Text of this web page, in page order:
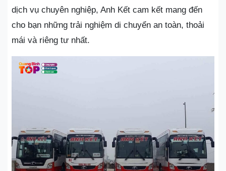
dịch vụ chuyên nghiệp, Anh Kết cam kết mang đến
cho bạn những trải nghiệm di chuyển an toàn, thoải
mái và riêng tư nhất.